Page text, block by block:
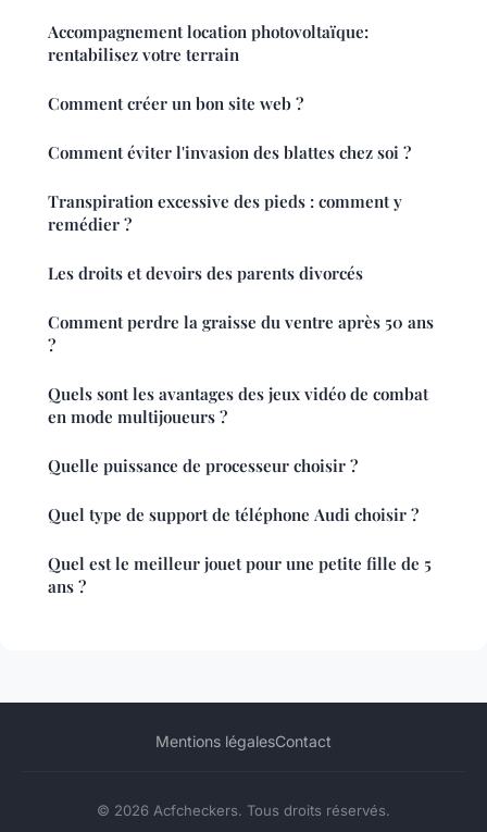
Accompagnement location photovoltaïque:
rentabilisez votre terrain
Comment créer un bon site web ?
Comment éviter l'invasion des blattes chez soi ?
Transpiration excessive des pieds : comment y
remédier ?
Les droits et devoirs des parents divorcés
Comment perdre la graisse du ventre après 50 ans
?
Quels sont les avantages des jeux vidéo de combat
en mode multijoueurs ?
Quelle puissance de processeur choisir ?
Quel type de support de téléphone Audi choisir ?
Quel est le meilleur jouet pour une petite fille de 5
ans ?
Mentions légalesContact
© 2026 Acfcheckers. Tous droits réservés.